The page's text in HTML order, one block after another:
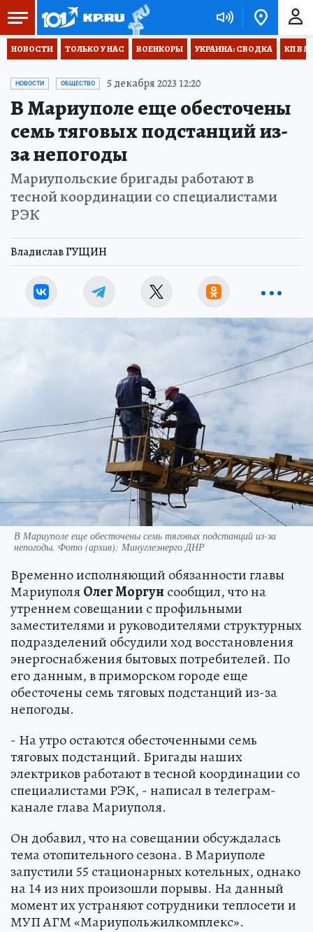
НОВОСТИ ТОЛЬКО У НАС ВОЕНКОРЫ УКРАИНА: СВОДКА КП В
НОВОСТИ ОБЩЕСТВО 5 декабря 2023 12:20
В Мариуполе еще обесточены
семь тяговых подстанций из-
за непогоды
Мариупольские бригады работают в
тесной координации со специалистами
РЭК
Владислав ГУЩИН
В Мариуполе еще обесточены семь тяговых подстанций из-за
непогоды. Фото (архив): Минуглеэнерго ДНР
Временно исполняющий обязанности главы
МариуполяОлег Моргун сообщил, что на
утреннем совещании с профильными
заместителями и руководителями структурных
подразделений обсудили ход восстановления
энергоснабжения бытовых потребителей. По
его данным, в приморском городе еще
обесточены семь тяговых подстанций из-за
непогоды.
- На утро остаются обесточенными семь
тяговых подстанций. Бригады наших
электриков работают в тесной координации со
специалистами РЭК, - написал в телеграм-
канале глава Мариуполя.
Он добавил, что на совещании обсуждалась
тема отопительного сезона. В Мариуполе
запустили 55 стационарных котельных, однако
на 14 из них произошли порывы. На данный
момент их устраняют сотрудники теплосети и
МУП АГМ «Мариупольжилкомплекс».